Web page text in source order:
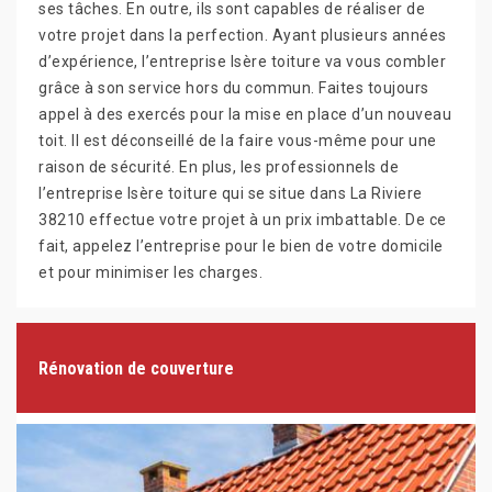
ses tâches. En outre, ils sont capables de réaliser de
votre projet dans la perfection. Ayant plusieurs années
d’expérience, l’entreprise Isère toiture va vous combler
grâce à son service hors du commun. Faites toujours
appel à des exercés pour la mise en place d’un nouveau
toit. Il est déconseillé de la faire vous-même pour une
raison de sécurité. En plus, les professionnels de
l’entreprise Isère toiture qui se situe dans La Riviere
38210 effectue votre projet à un prix imbattable. De ce
fait, appelez l’entreprise pour le bien de votre domicile
et pour minimiser les charges.
Rénovation de couverture